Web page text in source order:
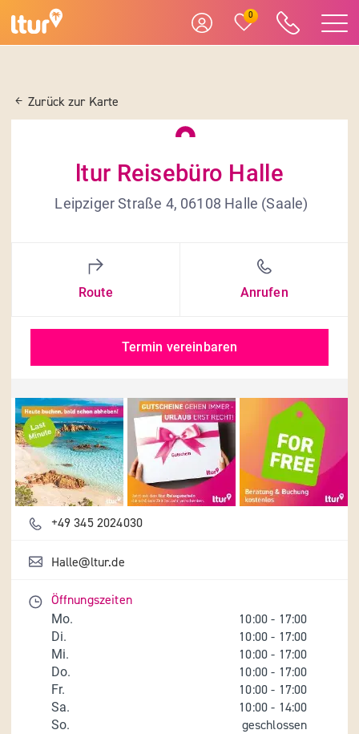
0
Zurück zur Karte
ltur Reisebüro Halle
Leipziger Straße 4, 06108 Halle (Saale)
Route Anrufen
Termin vereinbaren
Details und Fotos
+49 345 2024030
Halle@ltur.de
Öffnungszeiten
Mo. 10:00 - 17:00
Di. 10:00 - 17:00
Mi. 10:00 - 17:00
Do. 10:00 - 17:00
Fr. 10:00 - 17:00
Sa. 10:00 - 14:00
So. geschlossen